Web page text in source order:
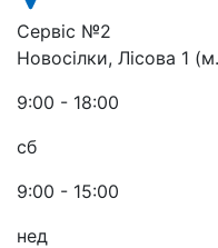
Сервіс №2
Новосілки, Лісова 1
9:00 - 18:00
сб
9:00 - 15:00
нед